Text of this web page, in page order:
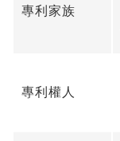
專利家族
專利權人